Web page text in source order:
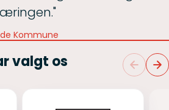
Kommune
valgt os